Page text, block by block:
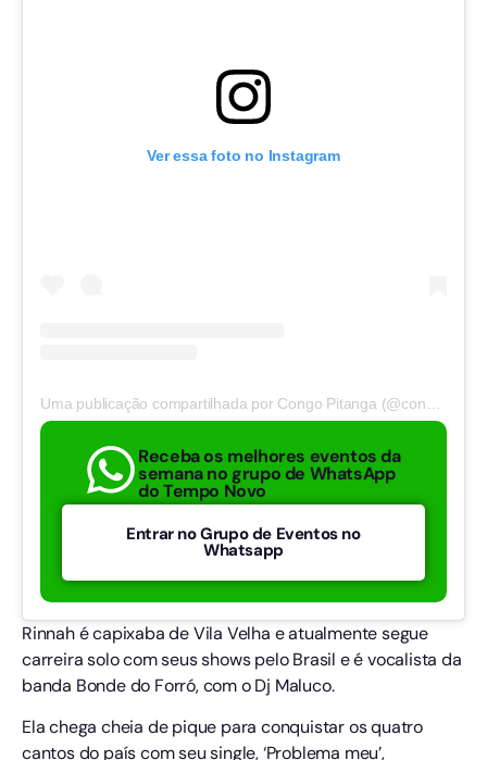
Ver essa foto no Instagram
Receba os melhores eventos da
semana no grupo de WhatsApp
do Tempo Novo
Entrar no Grupo de Eventos no
Whatsapp
Rinnah é capixaba de Vila Velha e atualmente segue
carreira solo com seus shows pelo Brasil e é vocalista da
banda Bonde do Forró, com o Dj Maluco.
Ela chega cheia de pique para conquistar os quatro
cantos do país com seu single, ‘Problema meu’,